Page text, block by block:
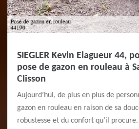
SIEGLER Kevin Elagueur 44,
pose de gazon en rouleau à
Clisson
Aujourd’hui, de plus en plus de
gazon en rouleau en raison de sa
robustesse et du confort qu’il